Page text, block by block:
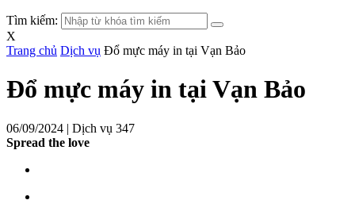
Tìm kiếm:
X
Trang chủ Dịch vụ Đổ mực máy in tại Vạn Bảo
Đổ mực máy in tại Vạn Bảo
06/09/2024 | Dịch vụ 347
Spread the love